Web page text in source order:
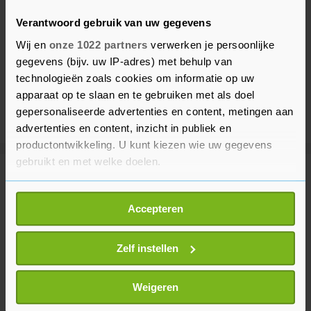
Verantwoord gebruik van uw gegevens
Wij en onze 1022 partners verwerken je persoonlijke
gegevens (bijv. uw IP-adres) met behulp van
technologieën zoals cookies om informatie op uw
apparaat op te slaan en te gebruiken met als doel
gepersonaliseerde advertenties en content, metingen aan
advertenties en content, inzicht in publiek en
productontwikkeling. U kunt kiezen wie uw gegevens
gebruikt en met welke doelen.
Als u het toestaat, willen we ook graag:
Informatie verzamelen over uw geografische
locatie, die tot een paar meter nauwkeurig kan zijn
Uw apparaat identificeren door het actief te
scannen op specifieke eigenschappen (fingerprinting)
Lees meer over hoe uw persoonlijke gegevens worden
verwerkt en stel uw voorkeuren in het
Accepteren
Zelf instellen
Weigeren
Meer uit Financieel
Wall Street sluit hoger na
banencijfer VS, Airbnb uitblinker